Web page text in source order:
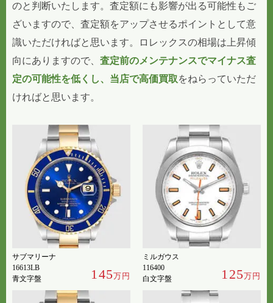
のと判断いたします。査定額にも影響が出る可能性もご
ざいますので、査定額をアップさせるポイントとして意
識いただければと思います。ロレックスの相場は上昇傾
向にありますので、 査定前のメンテナンスでマイナス査
定の可能性を低くし、当店で高価買取をねらっていただ
ければと思います。
サブマリーナ
16613LB
青文字盤
145万円
ミルガウス
116400
白文字盤
125万円